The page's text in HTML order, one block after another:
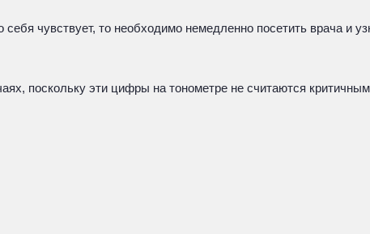
чувствует, то необходимо немедленно посетить врача и
поскольку эти цифры на тонометре не считаются